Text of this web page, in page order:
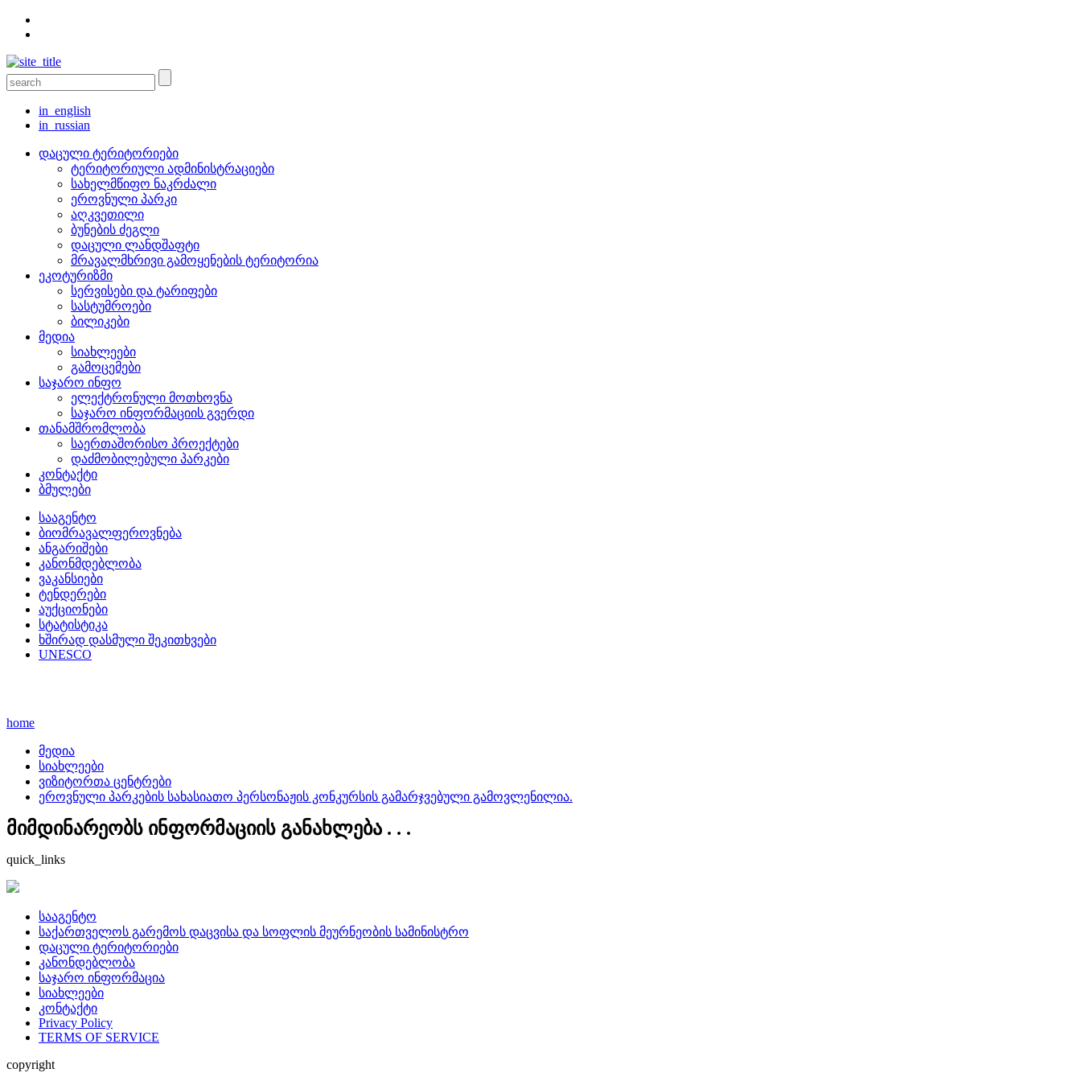
in_english
in_russian
დაცული ტერიტორიები
ტერიტორიული ადმინისტრაციები
სახელმწიფო ნაკრძალი
ეროვნული პარკი
აღკვეთილი
ბუნების ძეგლი
დაცული ლანდშაფტი
მრავალმხრივი გამოყენების ტერიტორია
ეკოტურიზმი
სერვისები და ტარიფები
სასტუმროები
ბილიკები
მედია
სიახლეები
გამოცემები
საჯარო ინფო
ელექტრონული მოთხოვნა
საჯარო ინფორმაციის გვერდი
თანამშრომლობა
საერთაშორისო პროექტები
დაძმობილებული პარკები
კონტაქტი
ბმულები
სააგენტო
ბიომრავალფეროვნება
ანგარიშები
კანონმდებლობა
ვაკანსიები
ტენდერები
აუქციონები
სტატისტიკა
ხშირად დასმული შეკითხვები
UNESCO
home
მედია
სიახლეები
ვიზიტორთა ცენტრები
ეროვნული პარკების სახასიათო პერსონაჟის კონკურსის გამარჯვებული გამოვლენილია.
მიმდინარეობს ინფორმაციის განახლება . . .
quick_links
სააგენტო
საქართველოს გარემოს დაცვისა და სოფლის მეურნეობის სამინისტრო
დაცული ტერიტორიები
კანონდებლობა
საჯარო ინფორმაცია
სიახლეები
კონტაქტი
Privacy Policy
TERMS OF SERVICE
copyright